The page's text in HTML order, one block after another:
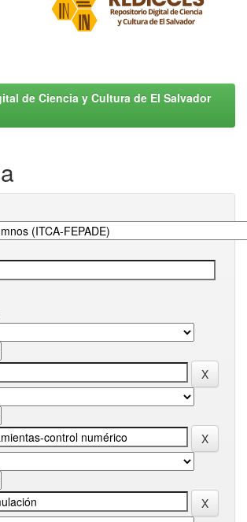
de Ciencia y Cultura de El Salvador